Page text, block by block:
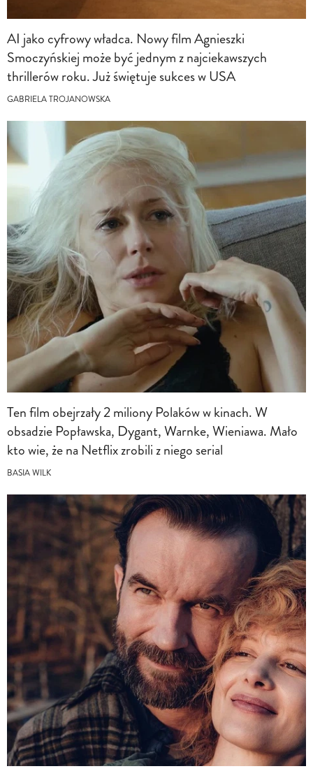
AI jako cyfrowy władca. Nowy film Agnieszki
Smoczyńskiej może być jednym z najciekawszych
thrillerów roku. Już świętuje sukces w USA
GABRIELA TROJANOWSKA
Ten film obejrzały 2 miliony Polaków w kinach. W
obsadzie Popławska, Dygant, Warnke, Wieniawa. Mało
kto wie, że na Netflix zrobili z niego serial
BASIA WILK